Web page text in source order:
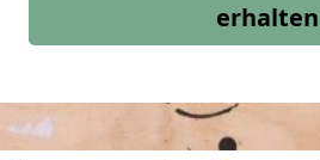
erhalten